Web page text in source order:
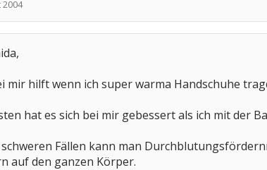
2004
mir hilft wenn ich super warma Handschuhe
hat es sich bei mir gebessert als ich mit der
schweren Fällen kann man
auf den ganzen Körper.